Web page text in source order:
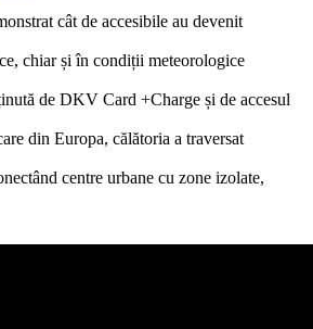
cât de accesibile au devenit
chiar și în condiții meteorologice
de DKV Card +Charge și de accesul
din Europa, călătoria a traversat
centre urbane cu zone izolate,